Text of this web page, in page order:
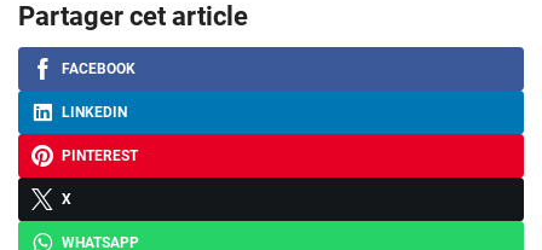
Partager cet article
FACEBOOK
LINKEDIN
PINTEREST
X
WHATSAPP